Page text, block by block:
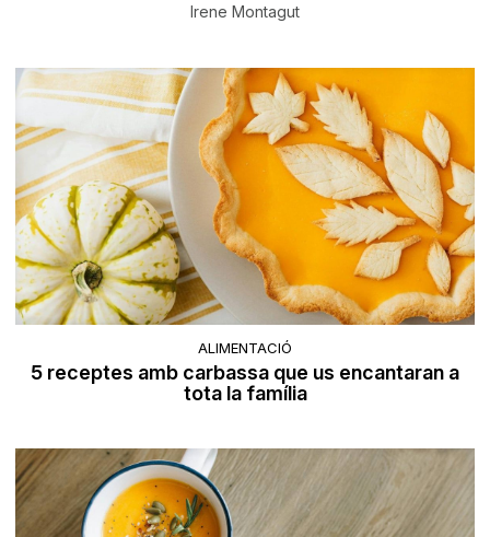
Irene Montagut
ALIMENTACIÓ
5 receptes amb carbassa que us encantaran a
tota la família